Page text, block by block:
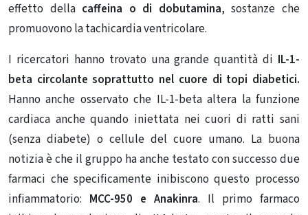
effetto della caffeina o di dobutamina, sostanze che
promuovono la tachicardia ventricolare.
I ricercatori hanno trovato una grande quantità di IL-1-
beta circolante soprattutto nel cuore di topi diabetici.
Hanno anche osservato che IL-1-beta altera la funzione
cardiaca anche quando iniettata nei cuori di ratti sani
(senza diabete) o cellule del cuore umano. La buona
notizia è che il gruppo ha anche testato con successo due
farmaci che specificamente inibiscono questo processo
infiammatorio: MCC-950 e Anakinra. Il primo farmaco